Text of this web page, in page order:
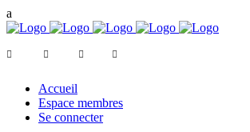
Accueil
Espace membres
Se connecter